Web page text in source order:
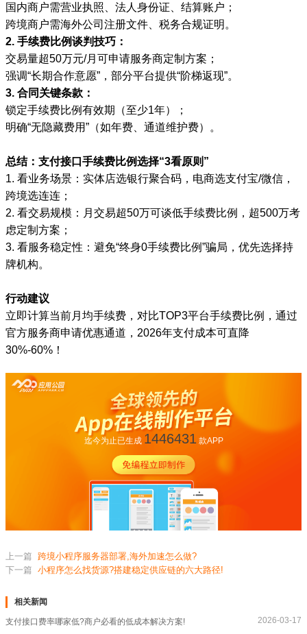
国内商户需营业执照、法人身份证、结算账户；
跨境商户需海外公司注册文件、税务合规证明。
2. 手续费比例谈判技巧：
交易量超50万元/月可申请服务商定制方案；
强调“长期合作意愿”，部分平台提供“阶梯返现”。
3. 合同关键条款：
锁定手续费比例有效期（至少1年）；
明确“无隐藏费用”（如年费、通道维护费）。
总结：支付接口手续费比例选择“3看原则”
1. 看业务场景：实体店选银行聚合码，电商选支付宝/微信，
跨境选连连；
2. 看交易规模：月交易超50万可谈低手续费比例，超500万考
虑定制方案；
3. 看服务稳定性：避免“终身0手续费比例”骗局，优先选择持
牌机构。
行动建议
立即计算当前月均手续费，对比TOP3平台手续费比例，通过
官方服务商申请优惠通道，2026年支付成本可直降
30%-60%！
迄今为止已生成 1446431款APP
上一篇 跨境小程序服务器部署,海外加速怎么做?
下一篇 小程序怎么找货源?搭建稳定供应链的六大路径!
相关新闻
支付接口费率哪家低?商户必看的低成本解决方案! 2026-03-17